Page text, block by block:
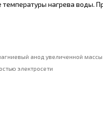
нагрева воды.
анод увеличенной массы
электросети